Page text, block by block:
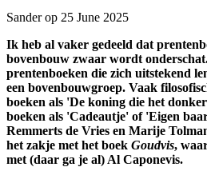
Sander op 25 June 2025
Ik heb al vaker gedeeld dat
bovenbouw zwaar wordt
prentenboeken die zich uitstekend
een bovenbouwgroep. Vaak
boeken als 'De koning die het
boeken als 'Cadeautje' of 'Eigen
Remmerts de Vries en Marije
het zakje met het boek Goudvis,
met (daar ga je al) Al Caponevis.